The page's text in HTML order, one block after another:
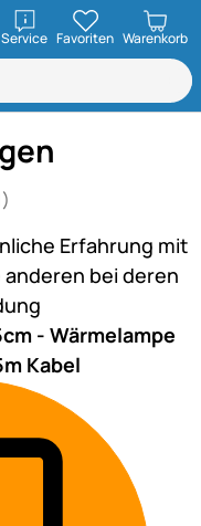
ServiceöffnenFavoriten Warenkorb
von 5 (1 Bewertungen)
Erfahrung mit
bei deren
- Wärmelampe
Kabel